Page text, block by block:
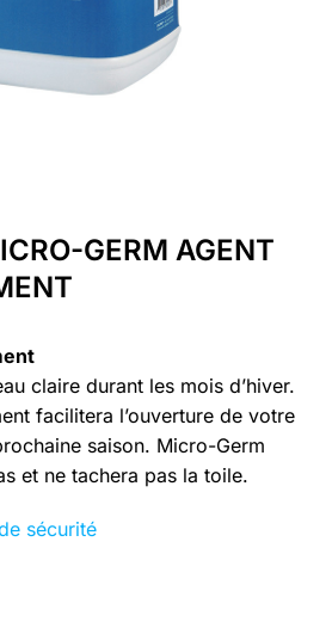
GERM AGENT
claire durant les mois d’hiver.
facilitera l’ouverture de votre
saison. Micro-Germ
et ne tachera pas la toile.
sécurité